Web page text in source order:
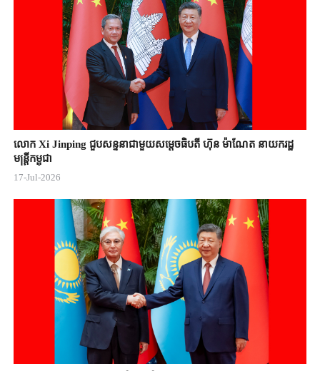
លោក Xi Jinping ជួបសន្ទនាជាមួយសម្តេចធិបតី ហ៊ុន ម៉ាណែត នាយករដ្ឋ
មន្ត្រីកម្ពុជា
17-Jul-2026